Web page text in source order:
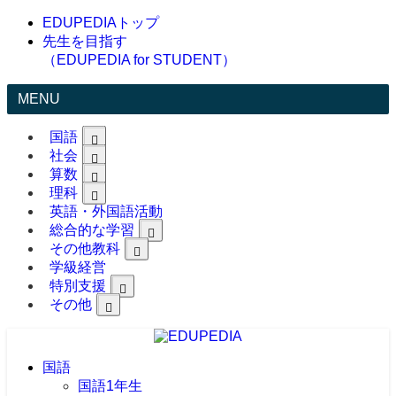
EDUPEDIAトップ
先生を目指す
（EDUPEDIA for STUDENT）
MENU
国語
社会
算数
理科
英語・外国語活動
総合的な学習
その他教科
学級経営
特別支援
その他
国語
国語1年生